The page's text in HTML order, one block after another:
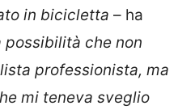
in bicicletta – ha
possibilità che non
professionista, ma
mi teneva sveglio